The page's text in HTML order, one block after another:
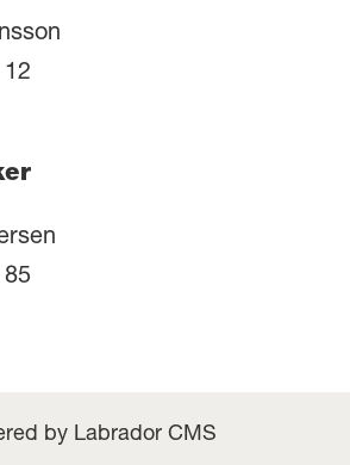
by Labrador CMS